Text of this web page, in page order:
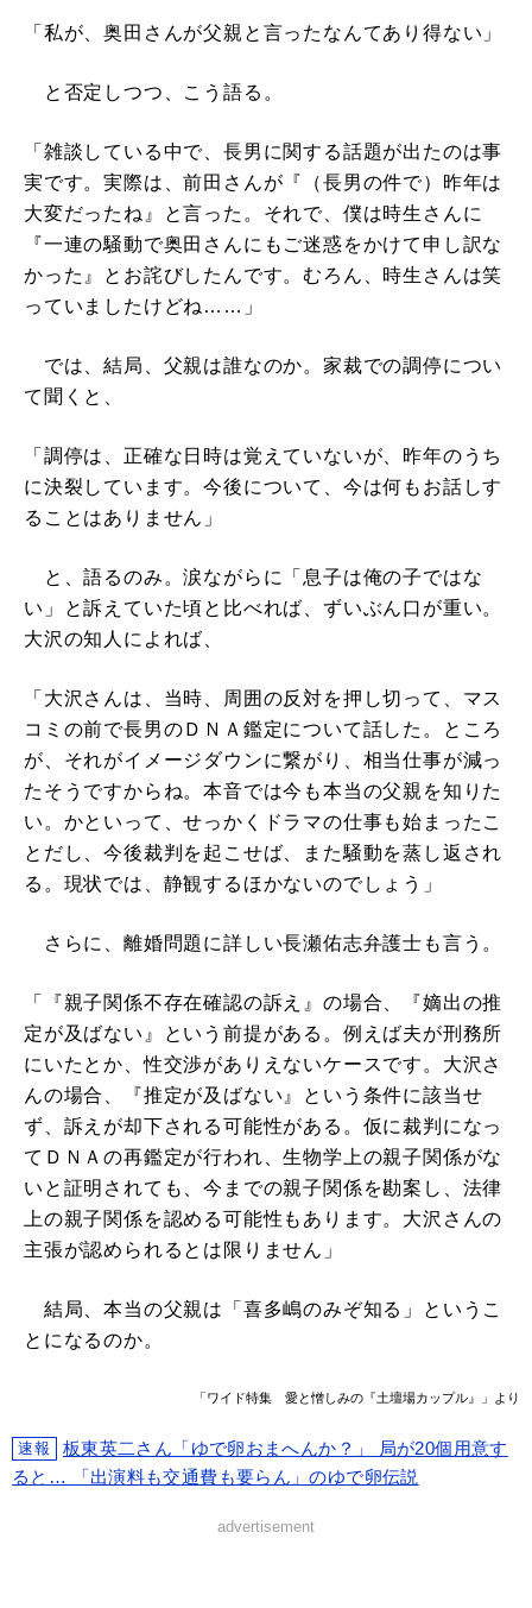
「私が、奥田さんが父親と言ったなんてあり得ない」
と否定しつつ、こう語る。
「雑談している中で、長男に関する話題が出たのは事
実です。実際は、前田さんが『（長男の件で）昨年は
大変だったね』と言った。それで、僕は時生さんに
『一連の騒動で奥田さんにもご迷惑をかけて申し訳な
かった』とお詫びしたんです。むろん、時生さんは笑
っていましたけどね……」
では、結局、父親は誰なのか。家裁での調停につい
て聞くと、
「調停は、正確な日時は覚えていないが、昨年のうち
に決裂しています。今後について、今は何もお話しす
ることはありません」
と、語るのみ。涙ながらに「息子は俺の子ではな
い」と訴えていた頃と比べれば、ずいぶん口が重い。
大沢の知人によれば、
「大沢さんは、当時、周囲の反対を押し切って、マス
コミの前で長男のＤＮＡ鑑定について話した。ところ
が、それがイメージダウンに繋がり、相当仕事が減っ
たそうですからね。本音では今も本当の父親を知りた
い。かといって、せっかくドラマの仕事も始まったこ
とだし、今後裁判を起こせば、また騒動を蒸し返され
る。現状では、静観するほかないのでしょう」
さらに、離婚問題に詳しい長瀬佑志弁護士も言う。
「『親子関係不存在確認の訴え』の場合、『嫡出の推
定が及ばない』という前提がある。例えば夫が刑務所
にいたとか、性交渉がありえないケースです。大沢さ
んの場合、『推定が及ばない』という条件に該当せ
ず、訴えが却下される可能性がある。仮に裁判になっ
てＤＮＡの再鑑定が行われ、生物学上の親子関係がな
いと証明されても、今までの親子関係を勘案し、法律
上の親子関係を認める可能性もあります。大沢さんの
主張が認められるとは限りません」
結局、本当の父親は「喜多嶋のみぞ知る」というこ
とになるのか。
「ワイド特集 愛と憎しみの『土壇場カップル』」より
速報
板東英二さん「ゆで卵おまへんか？」 局が20個用意す
ると… 「出演料も交通費も要らん」のゆで卵伝説
advertisement